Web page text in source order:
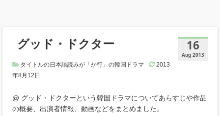
16
Aug 2013
グッド・ドクター
タイトルの日本語読みが「か行」の韓国ドラマ
2013
年8月12日
@ グッド・ドクターという韓国ドラマについてあらすじや作品
の概要、出演者情報、動画などをまとめました。